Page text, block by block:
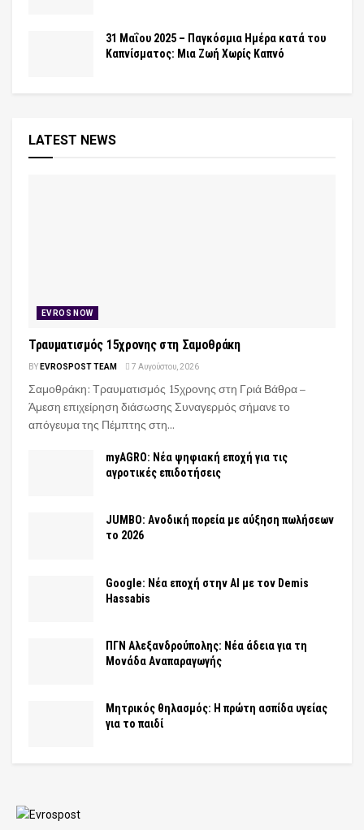
31 Μαΐου 2025 – Παγκόσμια Ημέρα κατά του
Καπνίσματος: Μια Ζωή Χωρίς Καπνό
LATEST NEWS
EVROS NOW
Τραυματισμός 15χρονης στη Σαμοθράκη
BY EVROSPOST TEAM 7 Αυγούστου, 2026
Σαμοθράκη: Τραυματισμός 15χρονης στη Γριά Βάθρα –
Άμεση επιχείρηση διάσωσης Συναγερμός σήμανε το
απόγευμα της Πέμπτης στη...
myAGRO: Νέα ψηφιακή εποχή για τις
αγροτικές επιδοτήσεις
JUMBO: Ανοδική πορεία με αύξηση πωλήσεων
το 2026
Google: Νέα εποχή στην AI με τον Demis
Hassabis
ΠΓΝ Αλεξανδρούπολης: Νέα άδεια για τη
Μονάδα Αναπαραγωγής
Μητρικός θηλασμός: Η πρώτη ασπίδα υγείας
για το παιδί